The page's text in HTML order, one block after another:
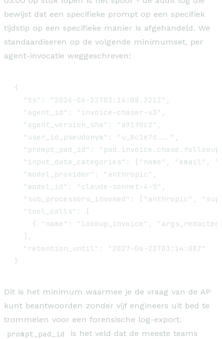
bewijst dat een specifieke prompt op een specifiek
tijdstip op een specifieke manier is afgehandeld. We
standaardiseren op de volgende minimumset, per
agent-invocatie weggeschreven:
{
  "ts": "2026-06-22T03:14:08.221Z",
  "agent_id": "invoice-chaser-v3",
  "agent_version_sha": "a91f0c2",
  "user_id_pseudonym": "u_8c1e7d...",
"prompt_pad_id":
"input_data_categories": ["name", "email",
  "model_provider": "anthropic",
  "model_id": "claude-sonnet-4-5",
"sub_processors_invoked": ["anthropic",
  "tool_calls": [
{ "name": "lookup_invoice",
  ],
  "retention_until": "2027-06-22T03:14:08Z"
}
Dit is het minimum waarmee je de vraag van de AP
kunt beantwoorden zonder vijf engineers uit bed te
trommelen voor een forensische log-export.
prompt_pad_id
is het veld dat de meeste teams